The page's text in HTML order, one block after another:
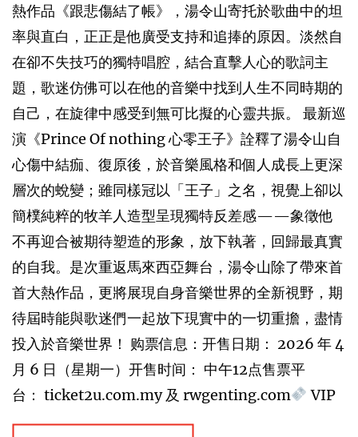
熱作品《跟悲傷結了帳》，湯令山寄托於歌曲中的坦
率與直白，正正是他廣受支持和追捧的原因。淡然自
在卻不失技巧的獨特唱腔，結合直擊人心的歌詞主
題，歌迷仿佛可以在他的音樂中找到人生不同時期的
自己，在旋律中感受到無可比擬的心靈共振。 最新巡
演《Prince Of nothing 心零王子》詮釋了湯令山自
心傷中結痂、復原後，於音樂風格和個人成長上更深
層次的蛻變；雖同樣冠以「王子」之名，視覺上卻以
簡樸純粹的牧羊人造型呈現獨特反差感——象徵他
不再迎合被期待塑造的形象，放下執著，回歸最真實
的自我。是次重返馬來西亞舞台，湯令山除了帶來首
首大熱作品，更將展現自身音樂世界的全新視野，期
待屆時能與歌迷們一起放下現實中的一切重擔，盡情
投入於音樂世界！ 购票信息：开售日期： 2026 年 4
月 6 日（星期一）开售时间： 中午12点售票平
台： ticket2u.com.my 及 rwgenting.com
VIP